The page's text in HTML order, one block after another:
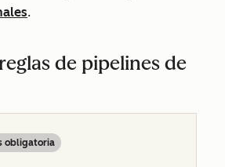
.
de pipelines de
obligatoria